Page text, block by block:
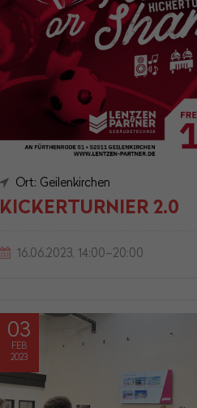
Ort: Geilenkirchen
KICKERTURNIER 2.0
16.06.2023, 14:00–20:00
03
FEB
2023